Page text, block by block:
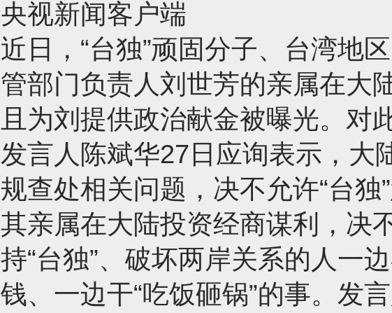
央视新闻客户端
近日，“台独”顽固分子、台湾地
管部门负责人刘世芳的亲属在大
且为刘提供政治献金被曝光。对
发言人陈斌华27日应询表示，大
规查处相关问题，决不允许“台独
其亲属在大陆投资经商谋利，决
持“台独”、破坏两岸关系的人一
钱、一边干“吃饭砸锅”的事。发